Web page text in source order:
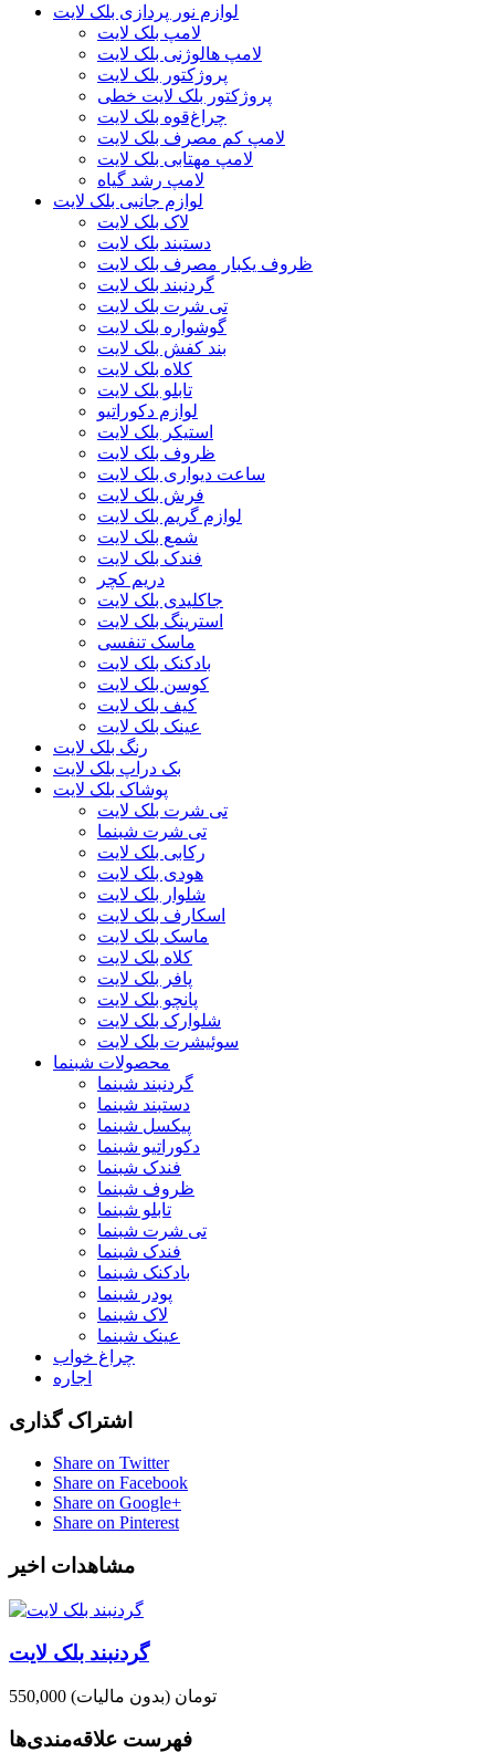
لوازم نور پردازی بلک لایت
لامپ بلک لایت
لامپ هالوژنی بلک لایت
پروژکتور بلک لایت
پروژکتور بلک لایت خطی
چراغ‌قوه بلک لایت
لامپ کم مصرف بلک لایت
لامپ مهتابی بلک لایت
لامپ رشد گیاه
لوازم جانبی بلک لایت
لاک بلک لایت
دستبند بلک لایت
ظروف یکبار مصرف بلک لایت
گردنبند بلک لایت
تی شرت بلک لایت
گوشواره بلک لایت
بند کفش بلک لایت
کلاه بلک لایت
تابلو بلک لایت
لوازم دکوراتیو
استیکر بلک لایت
ظروف بلک لایت
ساعت دیواری بلک لایت
فرش بلک لایت
لوازم گریم بلک لایت
شمع بلک لایت
فندک بلک لایت
دریم کچر
جاکلیدی بلک لایت
استرینگ بلک لایت
ماسک تنفسی
بادکنک بلک لایت
کوسن بلک لایت
کیف بلک لایت
عینک بلک لایت
رنگ بلک لایت
بک دراپ بلک لایت
پوشاک بلک لایت
تی شرت بلک لایت
تی شرت شبنما
رکابی بلک لایت
هودی بلک لایت
شلوار بلک لایت
اسکارف بلک لایت
ماسک بلک لایت
کلاه بلک لایت
پافر بلک لایت
پانچو بلک لایت
شلوارک بلک لایت
سوئیشرت بلک لایت
محصولات شبنما
گردنبند شبنما
دستبند شبنما
پیکسل شبنما
دکوراتیو شبنما
فندک شبنما
ظروف شبنما
تابلو شبنما
تی شرت شبنما
فندک شبنما
بادکنک شبنما
پودر شبنما
لاک شبنما
عینک شبنما
چراغ خواب
اجاره
اشتراک گذاری
Share on Twitter
Share on Facebook
Share on Google+
Share on Pinterest
مشاهدات اخیر
گردنبند بلک لایت
550,000 تومان (بدون مالیات)
فهرست علاقه‌مندی‌ها